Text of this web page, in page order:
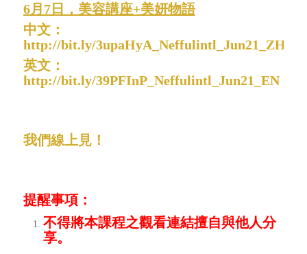
6月7日，美容講座+美妍物語
中文：
http://bit.ly/3upaHyA_Neffulintl_Jun21_ZH
英文：
http://bit.ly/39PFInP_Neffulintl_Jun21_EN
我們線上見！
提醒事項：
不得將本課程之觀看連結擅自與他人分
享。